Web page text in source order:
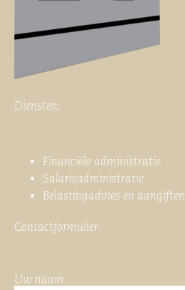
Diensten:
Financiële administratie
Salarisadministratie
Belastingadvies en aangiften
Contactformulier:
Uw naam